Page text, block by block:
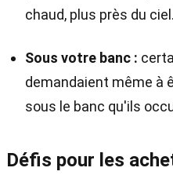
chaud, plus près du ciel.
Sous votre banc :
demandaient même à
sous le banc qu'ils
Défis pour les